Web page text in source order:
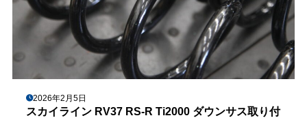
2026年2月5日
スカイライン RV37 RS-R Ti2000 ダウンサス取り付